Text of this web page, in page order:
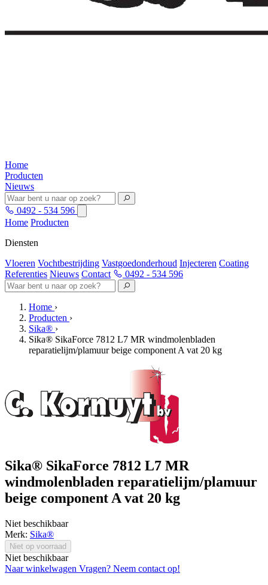
Home
Producten
Nieuws
0492 - 534 596
Home Producten
Diensten
Vloeren Vochtbestrijding Vastgoedonderhoud Injecteren Coating
Referenties Nieuws Contact 0492 - 534 596
Home ›
Producten ›
Sika® ›
Sika® SikaForce 7812 L7 MR windmolenbladen
reparatielijm/plamuur beige component A vat 20 kg
Sika® SikaForce 7812 L7 MR
windmolenbladen reparatielijm/plamuur
beige component A vat 20 kg
Niet beschikbaar
Merk: Sika®
Niet op voorraad
Niet beschikbaar
Naar winkelwagen Vragen? Neem contact op!